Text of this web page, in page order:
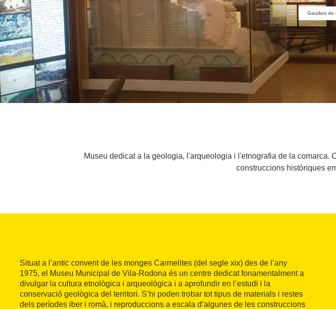
Gaudeix de
Museu dedicat a la geologia, l'arqueologia i l'etnografia de la
construccions històriques
Situat a l’antic convent de les monges Carmelites (del segle xix) des de l’any
1975, el Museu Municipal de Vila-Rodona és un centre dedicat fonamentalment a
divulgar la cultura etnològica i arqueològica i a aprofundir en l’estudi i la
conservació geològica del territori. S’hi poden trobar tot tipus de materials i restes
dels períodes iber i romà, i reproduccions a escala d’algunes de les construccions